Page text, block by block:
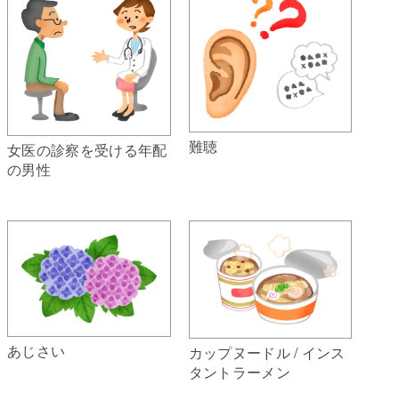
女医の診察を受ける年配
の男性
難聴
あじさい
カップヌードル / インス
タントラーメン